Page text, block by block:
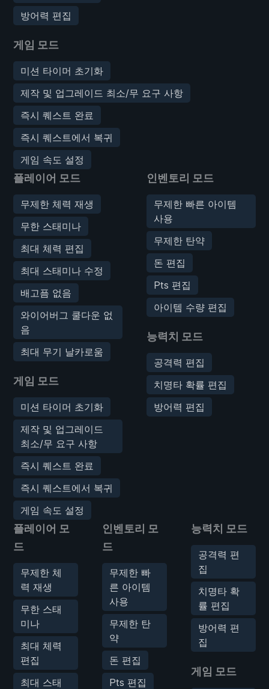
방어력 편집
게임 모드
미션 타이머 초기화
제작 및 업그레이드 최소/무 요구 사항
즉시 퀘스트 완료
즉시 퀘스트에서 복귀
게임 속도 설정
플레이어 모드
무제한 체력 재생
무한 스태미나
최대 체력 편집
최대 스태미나 수정
배고픔 없음
와이어버그 쿨다운 없
음
최대 무기 날카로움
게임 모드
미션 타이머 초기화
제작 및 업그레이드
최소/무 요구 사항
즉시 퀘스트 완료
즉시 퀘스트에서 복귀
게임 속도 설정
인벤토리 모드
무제한 빠른 아이템
사용
무제한 탄약
돈 편집
Pts 편집
아이템 수량 편집
능력치 모드
공격력 편집
치명타 확률 편집
방어력 편집
플레이어 모
드
무제한 체
력 재생
무한 스태
미나
최대 체력
편집
최대 스태
인벤토리 모
드
무제한 빠
른 아이템
사용
무제한 탄
약
돈 편집
Pts 편집
능력치 모드
공격력 편
집
치명타 확
률 편집
방어력 편
집
게임 모드